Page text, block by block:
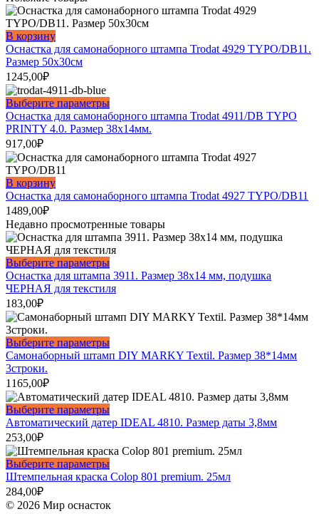
В корзину
Оснастка для самонаборного штампа Trodat 4929 TYPO/DB11.
Размер 50х30см
1245,00₽
Выберите параметрыЭтот
товар
имеет
вариаций.
Опции
выбрать
на
товара.
Оснастка для самонаборного штампа Trodat 4911/DB TYPO
PRINTY 4.0. Размер 38х14мм.
917,00₽
В корзину
Оснастка для самонаборного штампа Trodat 4927 TYPO/DB11
1489,00₽
Недавно просмотренные товары
Выберите параметрыЭтот
товар
имеет
вариаций.
можно
выбрать
на
товара.
Оснастка для штампа 3911. Размер 38х14 мм, подушка
ЧЕРНАЯ для текстиля
183,00₽
Выберите параметрыЭтот
товар
вариаций.
Опции
можно
выбрать
странице
товара.
Самонаборный штамп DIY MARKY Textil. Размер 38*14мм
3строки.
1165,00₽
Выберите параметрыЭтот
товар
несколько
вариаций.
Опции
можно
Автоматический датер IDEAL 4810. Размер даты 3,8мм
253,00₽
Выберите параметрыЭтот
товар
несколько
Штемпельная краска Colop 801 premium. 25мл
284,00₽
© 2026 Мир оснасток